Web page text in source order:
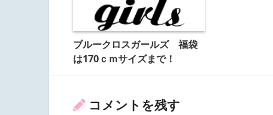
ブルークロスガールズ 福袋
は170ｃｍサイズまで！
コメントを残す